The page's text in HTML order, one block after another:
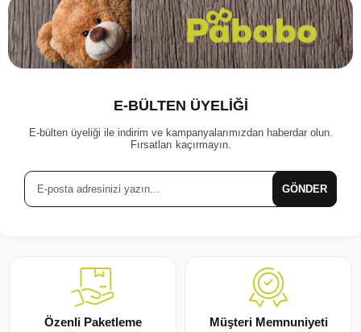
E-BÜLTEN ÜYELİĞİ
E-bülten üyeliği ile indirim ve kampanyalarımızdan haberdar olun.
Fırsatları kaçırmayın.
GÖNDER
Özenli Paketleme Müşteri Memnuniyeti